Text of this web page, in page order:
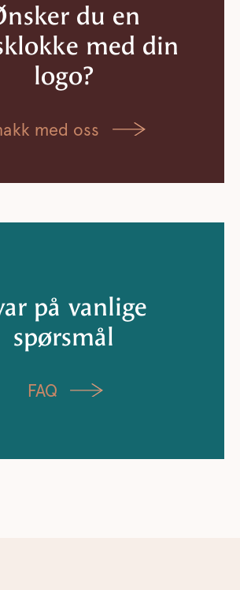
du en
med din
logo?
med oss
på vanlige
spørsmål
FAQ